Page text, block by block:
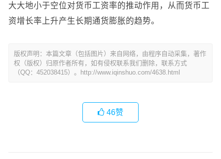
大大地小于空位对货币工资率的推动作用，从而货币工
资增长率上升产生长期通货膨胀的趋势。
版权声明：本篇文章（包括图片）来自网络，由程序自动采集，著作
权（版权）归原作者所有，如有侵权联系我们删除，联系方式
（QQ：452038415）。http://www.iqinshuo.com/4638.html
46赞